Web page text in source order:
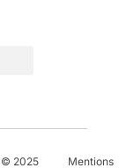
© 2025
Mentions